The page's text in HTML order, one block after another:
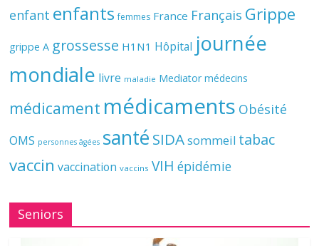
enfant enfants femmes France Français Grippe
grippe A grossesse H1N1 Hôpital journée
mondiale livre maladie Mediator médecins
médicament médicaments Obésité
OMS personnes âgées santé SIDAsommeil tabac
vaccin vaccination vaccins VIH épidémie
Seniors